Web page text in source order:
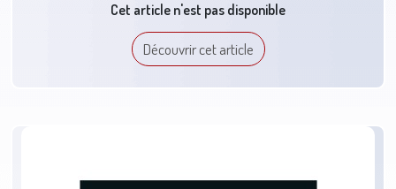
Cet article n'est pas disponible
Découvrir cet article